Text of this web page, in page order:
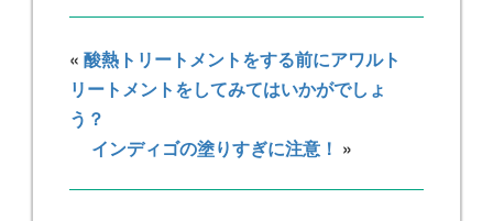
« 酸熱トリートメントをする前にアワルト
リートメントをしてみてはいかがでしょ
う？
インディゴの塗りすぎに注意！ »